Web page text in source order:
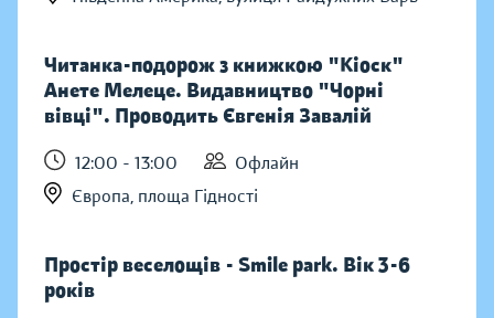
Читанка-подорож з книжкою "Кіоск"
Анете Мелеце. Видавництво "Чорні
вівці". Проводить Євгенія Завалій
12:00 - 13:00
Офлайн
Європа, площа Гідності
Простір веселощів - Smile park. Вік 3-6
років